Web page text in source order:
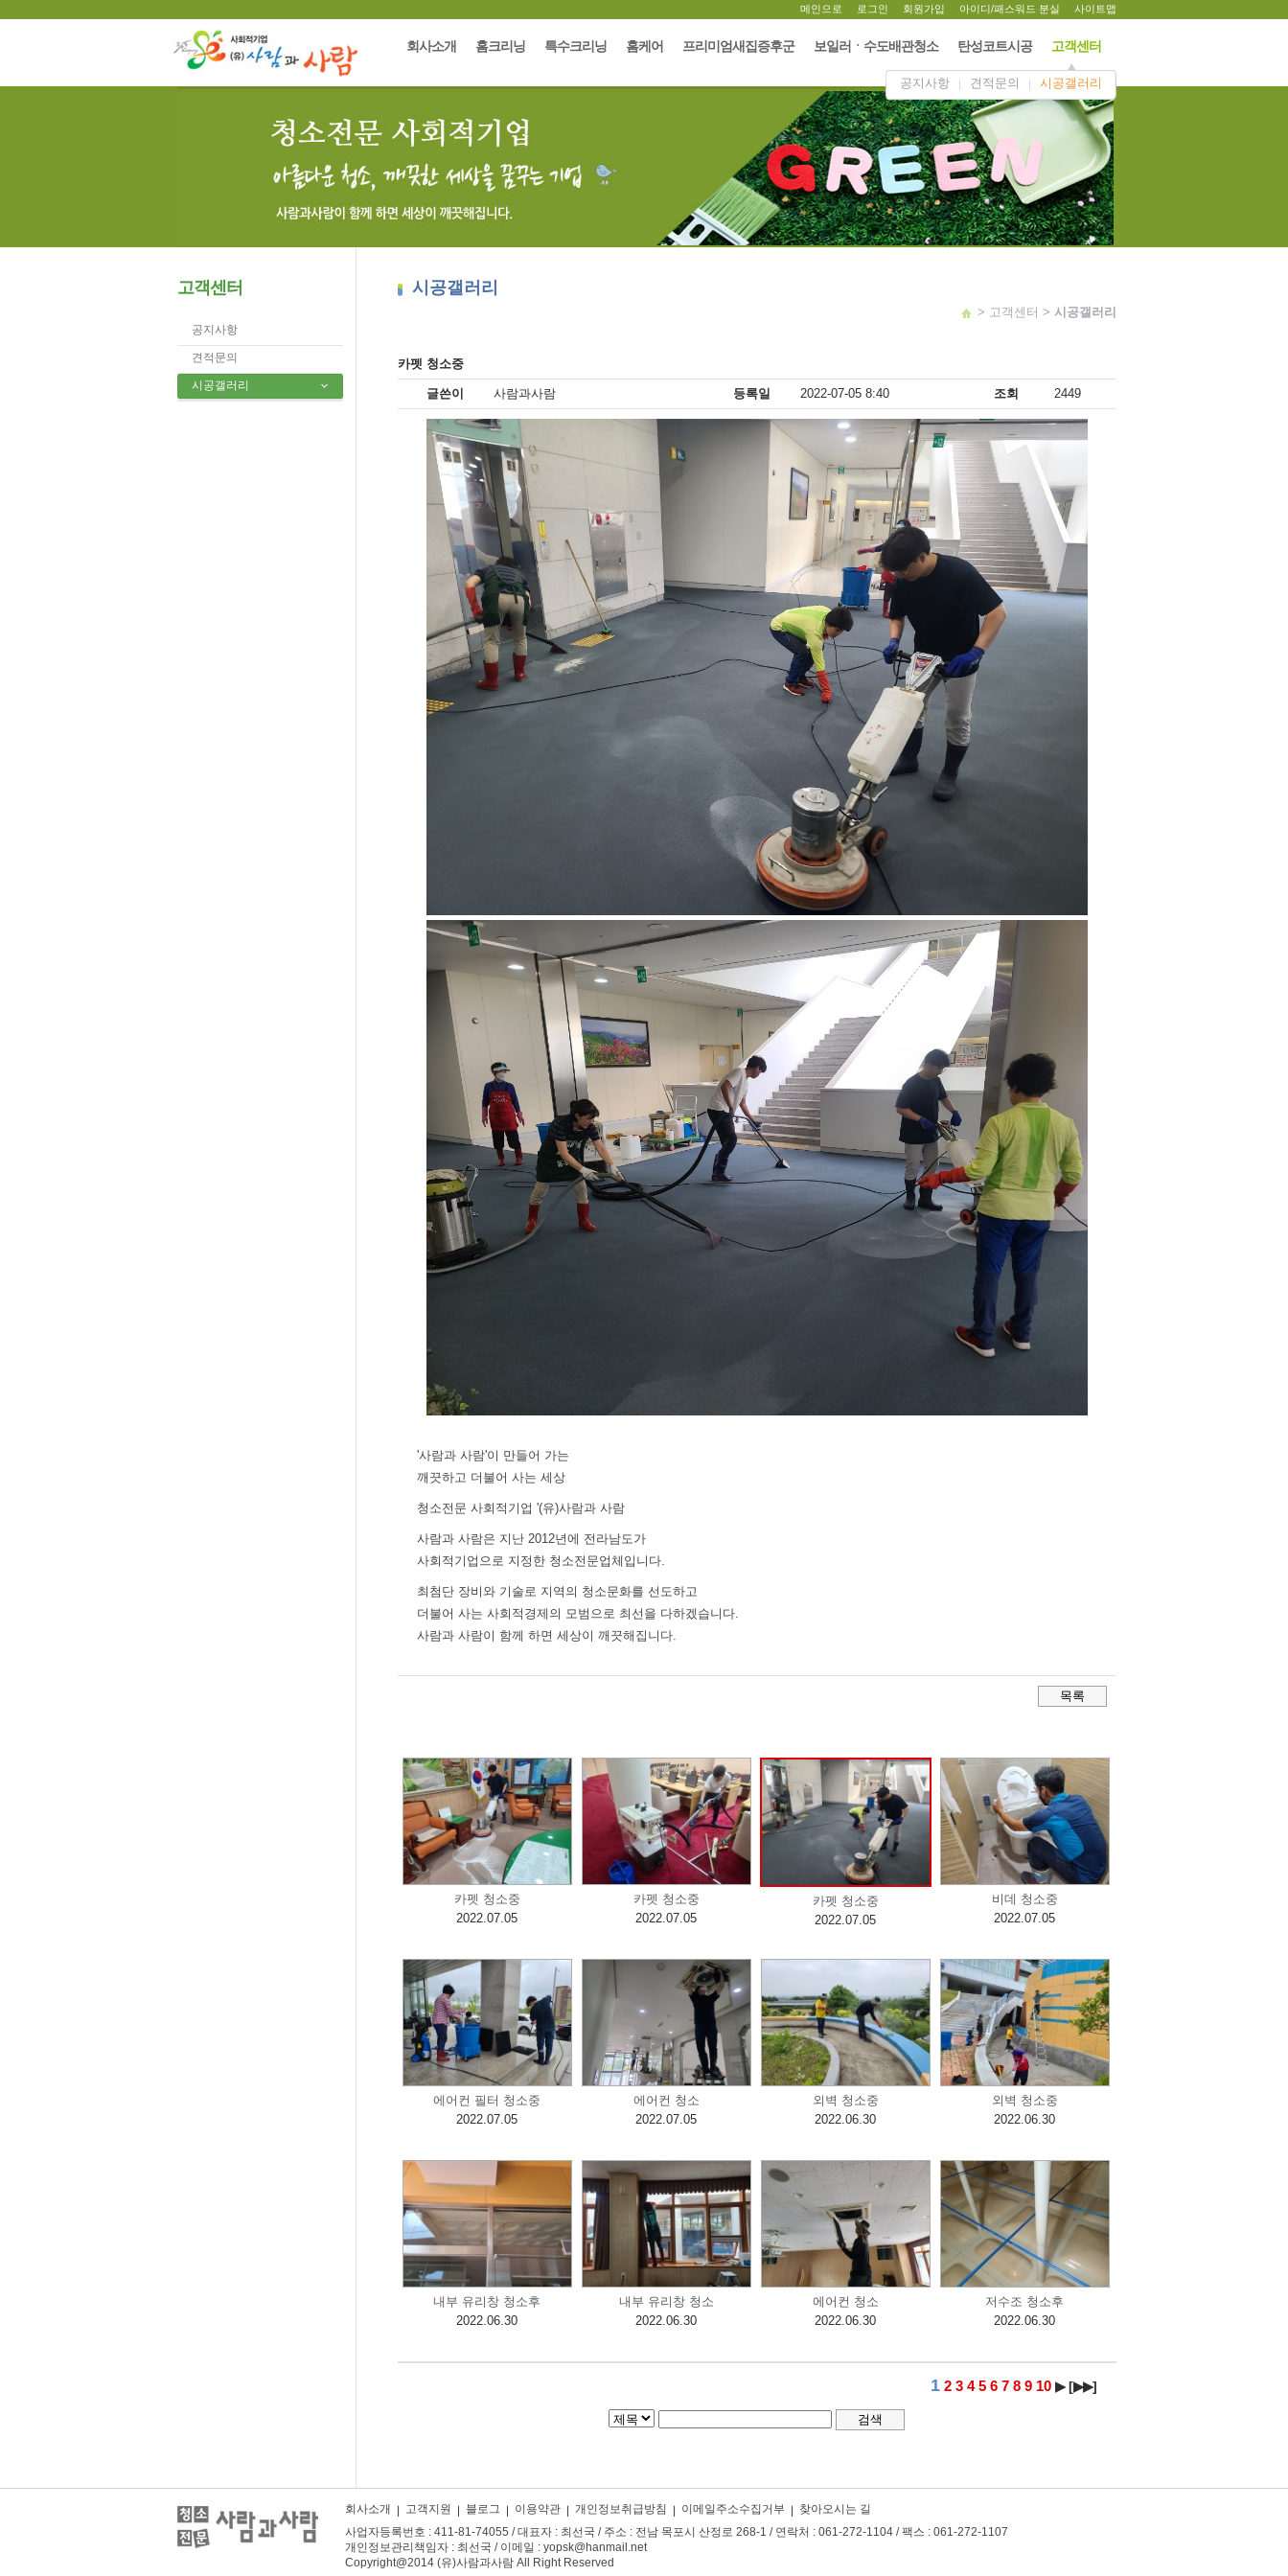
메인으로 로그인 회원가입 아이디/패스워드 분실 사이트맵
회사소개 홈크리닝 특수크리닝 홈케어 프리미엄새집증후군 보일러ㆍ수도배관청소 탄성코트시공 고객센터
공지사항 견적문의 시공갤러리
고객센터
공지사항
견적문의
시공갤러리
시공갤러리
> 고객센터 > 시공갤러리
카펫 청소중
글쓴이 사람과사람 등록일 2022-07-05 8:40 조회 2449
'사람과 사람'이 만들어 가는
깨끗하고 더불어 사는 세상
청소전문 사회적기업 '(유)사람과 사람
사람과 사람은 지난 2012년에 전라남도가
사회적기업으로 지정한 청소전문업체입니다.
최첨단 장비와 기술로 지역의 청소문화를 선도하고
더불어 사는 사회적경제의 모범으로 최선을 다하겠습니다.
사람과 사람이 함께 하면 세상이 깨끗해집니다.
카펫 청소중
2022.07.05
카펫 청소중
2022.07.05
카펫 청소중
2022.07.05
비데 청소중
2022.07.05
에어컨 필터 청소중
2022.07.05
에어컨 청소
2022.07.05
외벽 청소중
2022.06.30
외벽 청소중
2022.06.30
내부 유리창 청소후
2022.06.30
내부 유리창 청소
2022.06.30
에어컨 청소
2022.06.30
저수조 청소후
2022.06.30
1 2 3 4 5 6 7 8 9 10 ▶[▶▶]
회사소개 고객지원 블로그 이용약관 개인정보취급방침 이메일주소수집거부
찾아오시는 길
사업자등록번호 : 411-81-74055 / 대표자 : 최선국 / 주소 : 전남 목포시 산정로 268-1 / 연락처 : 061-272-1104 / 팩스 : 061-272-1107
개인정보관리책임자 : 최선국 / 이메일 : yopsk@hanmail.net
Copyright@2014 (유)사람과사람 All Right Reserved